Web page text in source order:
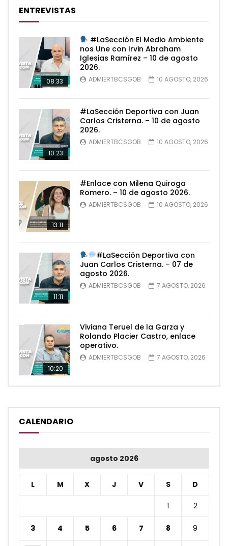
ENTREVISTAS
08:33
#LaSección El Medio Ambiente
nos Une con Irvin Abraham
Iglesias Ramírez – 10 de agosto
2026.
ADMIERTBCSGOB 10 AGOSTO, 2026
10:23
#LaSección Deportiva con Juan
Carlos Cristerna. – 10 de agosto
2026.
ADMIERTBCSGOB 10 AGOSTO, 2026
13:11
#Enlace con Milena Quiroga
Romero. – 10 de agosto 2026.
ADMIERTBCSGOB 10 AGOSTO, 2026
11:11
#LaSección Deportiva con
Juan Carlos Cristerna. – 07 de
agosto 2026.
ADMIERTBCSGOB 7 AGOSTO, 2026
10:20
Viviana Teruel de la Garza y
Rolando Placier Castro, enlace
operativo.
ADMIERTBCSGOB 7 AGOSTO, 2026
CALENDARIO
agosto 2026
L M X J V S D
1 2
3 4 5 6 7 8 9